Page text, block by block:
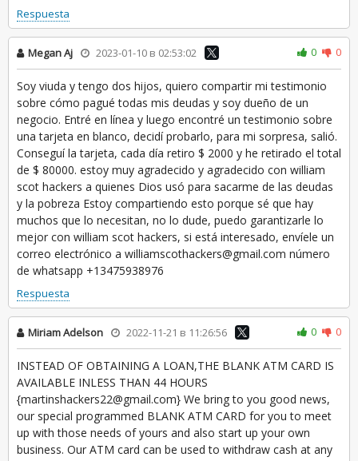
Respuesta
Megan Aj 2023-01-10 в 02:53:02 0 0
Soy viuda y tengo dos hijos, quiero compartir mi testimonio
sobre cómo pagué todas mis deudas y soy dueño de un
negocio. Entré en línea y luego encontré un testimonio sobre
una tarjeta en blanco, decidí probarlo, para mi sorpresa, salió.
Conseguí la tarjeta, cada día retiro $ 2000 y he retirado el total
de $ 80000. estoy muy agradecido y agradecido con william
scot hackers a quienes Dios usó para sacarme de las deudas
y la pobreza Estoy compartiendo esto porque sé que hay
muchos que lo necesitan, no lo dude, puedo garantizarle lo
mejor con william scot hackers, si está interesado, envíele un
correo electrónico a williamscothackers@gmail.com número
de whatsapp +13475938976
Respuesta
Miriam Adelson 2022-11-21 в 11:26:56 0 0
INSTEAD OF OBTAINING A LOAN,THE BLANK ATM CARD IS
AVAILABLE INLESS THAN 44 HOURS
{martinshackers22@gmail.com} We bring to you good news,
our special programmed BLANK ATM CARD for you to meet
up with those needs of yours and also start up your own
business. Our ATM card can be used to withdraw cash at any